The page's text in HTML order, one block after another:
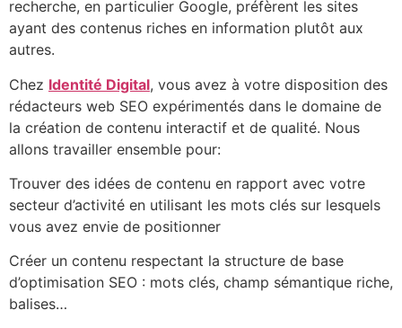
recherche, en particulier Google, préfèrent les sites
ayant des contenus riches en information plutôt aux
autres.
Chez Identité Digital, vous avez à votre disposition des
rédacteurs web SEO expérimentés dans le domaine de
la création de contenu interactif et de qualité. Nous
allons travailler ensemble pour:
Trouver des idées de contenu en rapport avec votre
secteur d’activité en utilisant les mots clés sur lesquels
vous avez envie de positionner
Créer un contenu respectant la structure de base
d’optimisation SEO : mots clés, champ sémantique riche,
balises…